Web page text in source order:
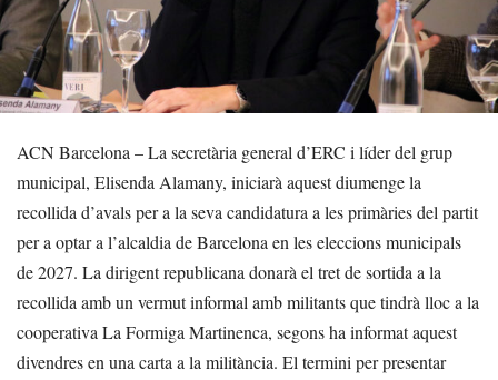
ACN Barcelona – La secretària general d’ERC i líder del grup
municipal, Elisenda Alamany, iniciarà aquest diumenge la
recollida d’avals per a la seva candidatura a les primàries del partit
per a optar a l’alcaldia de Barcelona en les eleccions municipals
de 2027. La dirigent republicana donarà el tret de sortida a la
recollida amb un vermut informal amb militants que tindrà lloc a la
cooperativa La Formiga Martinenca, segons ha informat aquest
divendres en una carta a la militància. El termini per presentar